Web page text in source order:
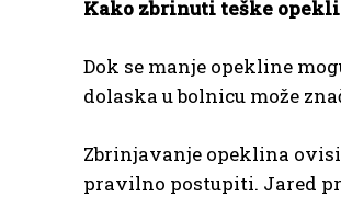
Kako zbrinuti teške
Dok se manje opekline
dolaska u bolnicu može
Zbrinjavanje opeklina
pravilno postupiti. Jared